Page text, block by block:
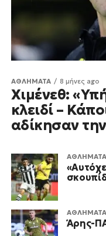
ΑΘΛΗΜΑΤΑ 8 μήνες ago
Χιμένεθ:
κλειδί –
αδίκησαν
ΑΘΛΗΜΑΤΑ
ΑΘΛΗΜΑΤΑ
Άρης-